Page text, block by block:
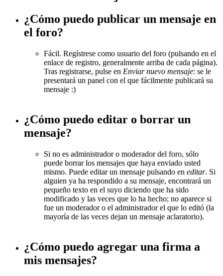
¿Cómo puedo publicar un mensaje en
el foro?
Fácil. Regístrese como usuario del foro (pulsando en el
enlace de registro, generalmente arriba de cada página).
Tras registrarse, pulse en Enviar nuevo mensaje: se le
presentará un panel con el que fácilmente publicará su
mensaje :)
¿Cómo puedo editar o borrar un
mensaje?
Si no es administrador o moderador del foro, sólo
puede borrar los mensajes que haya enviado usted
mismo. Puede editar un mensaje pulsando en editar. Si
alguien ya ha respondido a su mensaje, encontrará un
pequeño texto en el suyo diciendo que ha sido
modificado y las veces que lo ha hecho; no aparece si
fue un moderador o el administrador el que lo editó (la
mayoría de las veces dejan un mensaje aclaratorio).
¿Cómo puedo agregar una firma a
mis mensajes?